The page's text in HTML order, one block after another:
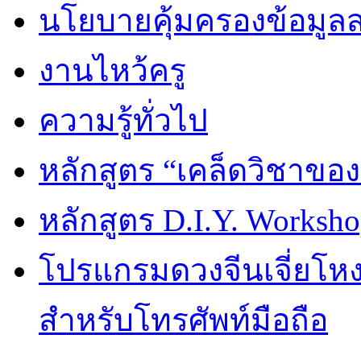
นโยบายคุ้มครองข้อมูล
งานไหว้ครู
ความรู้ทั่วไป
หลักสูตร “เคล็ดวิชาขอ
หลักสูตร D.I.Y.
โปรแกรมดวงจีนเจี่ยโห
สำหรับโทรศัพท์มือถือ